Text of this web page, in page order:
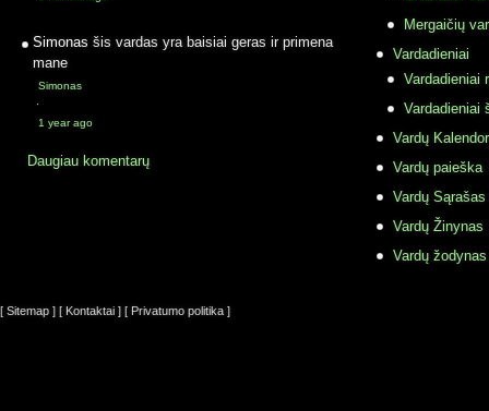
Simonas šis vardas yra baisiai geras ir primena
mane
Simonas
·
1 year ago
Daugiau komentarų
Mergaičių
Vardadieniai
Vardadieniai
Vardadieniai
Vardų
Vardų paieška
Vardų Sąrašas
Vardų Žinynas
Vardų
[ Sitemap ] [ Kontaktai ] [ Privatumo politika ]